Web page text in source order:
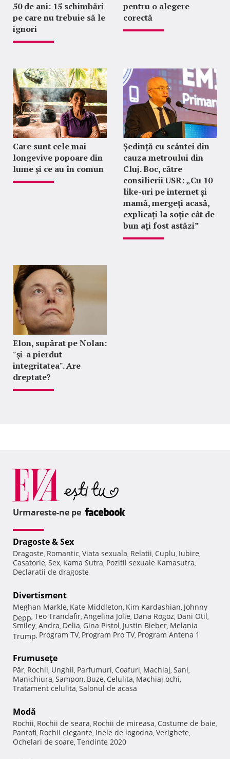
50 de ani: 15 schimbări
pe care nu trebuie să le
ignori
pentru o alegere
corectă
Care sunt cele mai
longevive popoare din
lume și ce au în comun
Ședință cu scântei din
cauza metroului din
Cluj. Boc, către
consilierii USR: „Cu 10
like-uri pe internet și
mamă, mergeți acasă,
explicați la soție cât de
bun ați fost astăzi”
Elon, supărat pe Nolan:
"şi-a pierdut
integritatea". Are
dreptate?
Urmareste-ne pe
Dragoste & Sex
Dragoste, Romantic, Viata sexuala, Relatii, Cuplu, Iubire,
Casatorie, Sex, Kama Sutra, Pozitii sexuale Kamasutra,
Declaratii de dragoste
Divertisment
Meghan Markle, Kate Middleton, Kim Kardashian, Johnny
Depp, Teo Trandafir, Angelina Jolie, Dana Rogoz, Dani Otil,
Smiley, Andra, Delia, Gina Pistol, Justin Bieber, Melania
Trump, Program TV, Program Pro TV, Program Antena 1
Frumuseţe
Păr, Rochii, Unghii, Parfumuri, Coafuri, Machiaj, Sani,
Manichiura, Sampon, Buze, Celulita, Machiaj ochi,
Tratament celulita, Salonul de acasa
Modă
Rochii, Rochii de seara, Rochii de mireasa, Costume de baie,
Pantofi, Rochii elegante, Inele de logodna, Verighete,
Ochelari de soare, Tendinte 2020